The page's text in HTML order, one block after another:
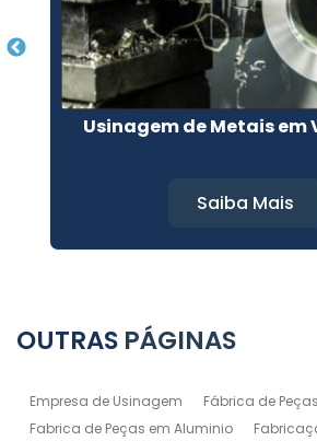
Usinagem de Metais em
Saiba Mais
OUTRAS PÁGINAS
Empresa de Usinagem
Fábrica de Peças
Fabrica de Peças em Aluminio